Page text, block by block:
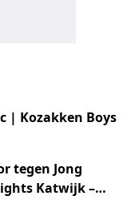
| Kozakken Boys
tegen Jong
Katwijk –